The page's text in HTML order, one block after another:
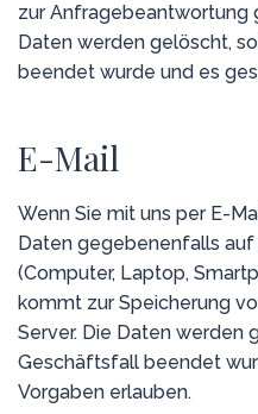
zur Anfragebeantwortung
Daten werden gelöscht,
beendet wurde und es
E-Mail
Wenn Sie mit uns per E-
Daten gegebenenfalls
(Computer, Laptop,
kommt zur Speicherung
Server. Die Daten werden
Geschäftsfall beendet
Vorgaben erlauben.